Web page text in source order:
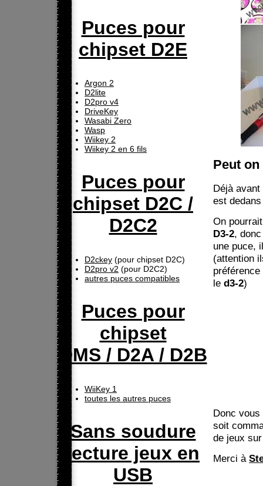
Puces pour
chipset D2E
Argon 2
D2lite
D2pro v4
DriveKey
Wasabi Zero
Wasp
Wiikey 2
Wiikey 2 en 6 fils
Puces pour
chipset D2C /
D2C2
D2ckey (pour chipset D2C)
D2pro v2 (pour D2C2)
autres puces compatibles
Puces pour
chipset
DMS / D2A / D2B
WiiKey 1
toutes les autres puces
Sans soudure
lecture jeux en
USB
Peut
Déjà
est
On
D3-2,
une puce,
(attention
le d3-2)
Donc
soit
de jeux
Merci à